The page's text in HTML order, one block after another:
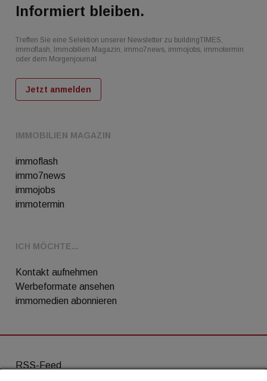
IMMOBILIEN MAGAZIN
immoflash
immo7news
immojobs
immotermin
ICH MÖCHTE...
Kontakt aufnehmen
Werbeformate ansehen
immomedien abonnieren
Informiert bleiben.
Treffen Sie eine Selektion unserer Newsletter zu buildingTIMES,
immoflash, Immobilien Magazin, immo7news, immojobs, immotermin
oder dem Morgenjournal
Jetzt anmelden
RSS-Feed